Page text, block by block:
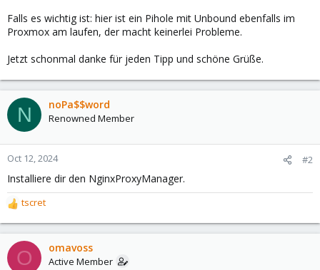
Falls es wichtig ist: hier ist ein Pihole mit Unbound ebenfalls im
Proxmox am laufen, der macht keinerlei Probleme.
Jetzt schonmal danke für jeden Tipp und schöne Grüße.
N noPa$$word
Renowned Member
Oct 12, 2024 #2
Installiere dir den NginxProxyManager.
R
e
a
c
t
tscret
O omavoss
Active Member